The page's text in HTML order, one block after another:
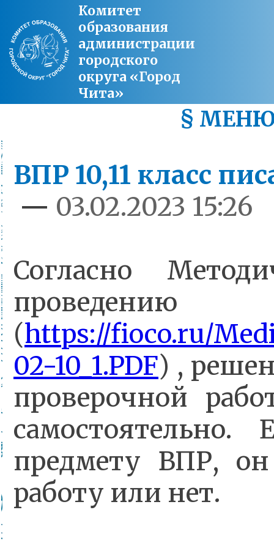
Комитет
образования
администрации
городского
округа «Город
Чита»
§
ВПР 10,11 класс
— 03.02.2023 15:26
Согласно
(https://fioco.ru/
02-10_1.PDF) ,
проверочной
предмету ВПР,
работу или нет.